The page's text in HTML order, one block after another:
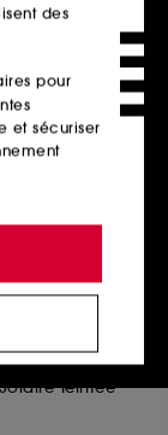
au panier
Ultra-
Teintée
des
pour
et sécuriser
et
des
qui
à
susceptible